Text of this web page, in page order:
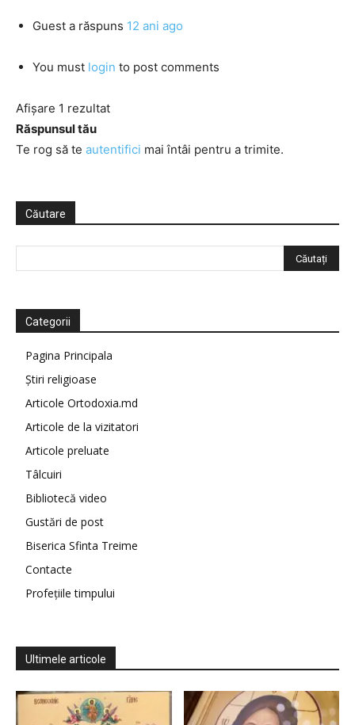
Guest a răspuns 12 ani ago
You must login to post comments
Afișare 1 rezultat
Răspunsul tău
Te rog să te autentifici mai întâi pentru a trimite.
Căutare
Categorii
Pagina Principala
Știri religioase
Articole Ortodoxia.md
Articole de la vizitatori
Articole preluate
Tâlcuiri
Bibliotecă video
Gustări de post
Biserica Sfinta Treime
Contacte
Profețiile timpului
Ultimele articole